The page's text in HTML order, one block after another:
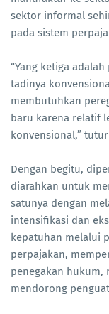
sektor informal
pada sistem
“Yang ketiga
tadinya
membutuhkan
baru karena relatif
konvensional,”
Dengan begitu,
diarahkan untuk
satunya dengan
intensifikasi dan
kepatuhan melalui
perpajakan,
penegakan hukum,
mendorong